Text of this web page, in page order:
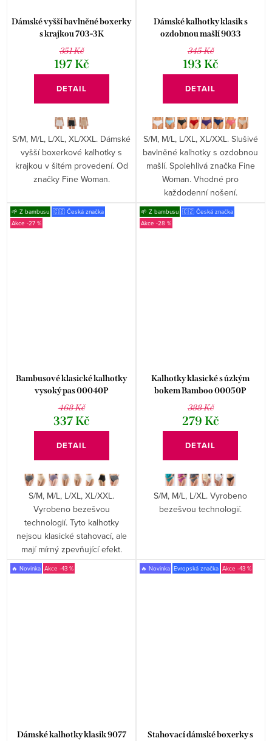
Dámské vyšší bavlněné boxerky
s krajkou 703-3K
351 Kč
197 Kč
DETAIL
S/M, M/L, L/XL, XL/XXL. Dámské
vyšší boxerkové kalhotky s
krajkou v šitém provedení. Od
značky Fine Woman.
Dámské kalhotky klasik s
ozdobnou mašlí 9033
345 Kč
193 Kč
DETAIL
S/M, M/L, L/XL, XL/XXL. Slušivé
bavlněné kalhotky s ozdobnou
mašlí. Spolehlivá značka Fine
Woman. Vhodné pro
každodenní nošení.
🌱 Z bambusu 🇨🇿 Česká značka
-27 %
Bambusové klasické kalhotky
vysoký pas 00040P
468 Kč
337 Kč
DETAIL
S/M, M/L, L/XL, XL/XXL.
Vyrobeno bezešvou
technologií. Tyto kalhotky
nejsou klasické stahovací, ale
mají mírný zpevňující efekt.
🌱 Z bambusu 🇨🇿 Česká značka
-28 %
Kalhotky klasické s úzkým
bokem Bamboo 00050P
388 Kč
279 Kč
DETAIL
S/M, M/L, L/XL. Vyrobeno
bezešvou technologií.
🔥 Novinka -43 %
Dámské kalhotky klasik 9077
🔥 Novinka Evropská značka -43 %
Stahovací dámské boxerky s